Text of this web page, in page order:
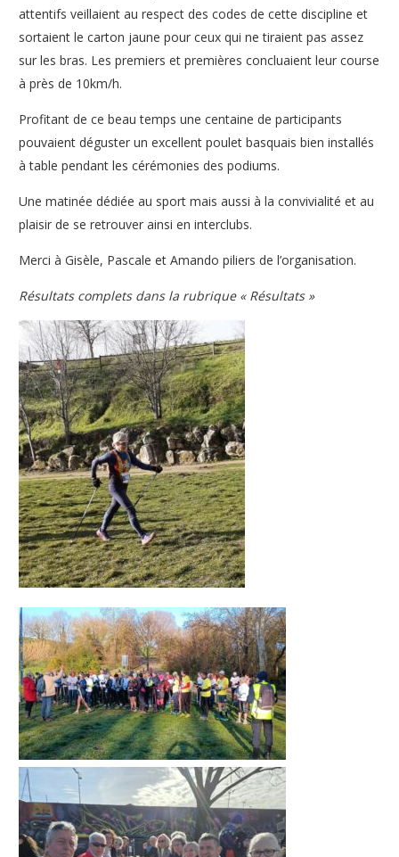
attentifs veillaient au respect des codes de cette discipline et
sortaient le carton jaune pour ceux qui ne tiraient pas assez
sur les bras. Les premiers et premières concluaient leur course
à près de 10km/h.
Profitant de ce beau temps une centaine de participants
pouvaient déguster un excellent poulet basquais bien installés
à table pendant les cérémonies des podiums.
Une matinée dédiée au sport mais aussi à la convivialité et au
plaisir de se retrouver ainsi en interclubs.
Merci à Gisèle, Pascale et Amando piliers de l’organisation.
Résultats complets dans la rubrique « Résultats »